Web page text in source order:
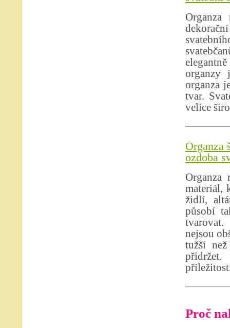
organzy
organza
tvar.
velice
Organza
ozdoba
materiál,
židlí,
působí
nejsou
tužší
Proč